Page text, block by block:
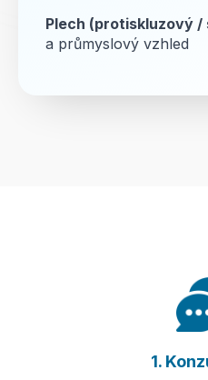
Plech (protiskluzový /
a průmyslový vzhled
1.